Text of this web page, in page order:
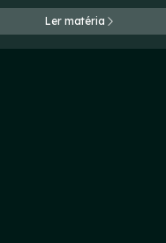
Ler matéria